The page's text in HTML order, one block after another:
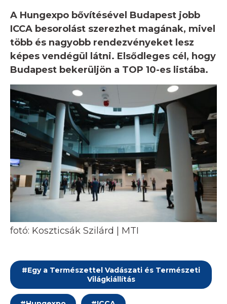
A Hungexpo bővítésével Budapest jobb
ICCA besorolást szerezhet magának, mivel
több és nagyobb rendezvényeket lesz
képes vendégül látni. Elsődleges cél, hogy
Budapest bekerüljön a TOP 10-es listába.
fotó: Koszticsák Szilárd | MTI
#Egy a Természettel Vadászati és Természeti
Világkiállítás